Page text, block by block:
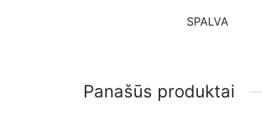
SPALVA
Panašūs produktai